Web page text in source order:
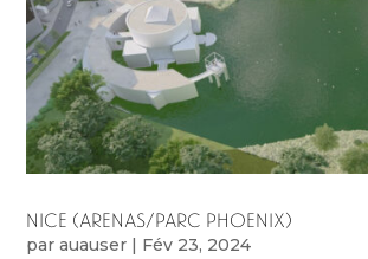
NICE (ARENAS/PARC PHOENIX)
parauauser | Fév 23, 2024